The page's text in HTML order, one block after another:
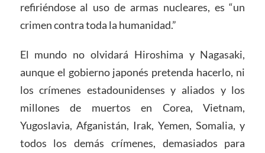
refiriéndose al uso de armas nucleares, es “un
crimen contra toda la humanidad.”
El mundo no olvidará Hiroshima y Nagasaki,
aunque el gobierno japonés pretenda hacerlo, ni
los crímenes estadounidenses y aliados y los
millones de muertos en Corea, Vietnam,
Yugoslavia, Afganistán, Irak, Yemen, Somalia, y
todos los demás crímenes, demasiados para